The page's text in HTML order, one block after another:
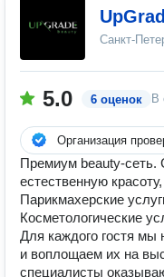
Санкт-
5.0 6 оценок В
Организация
Премиум beauty-сеть.
естественную
Парикмахерские
Косметологические
Для каждого гостя
и воплощаем их на
специалисты